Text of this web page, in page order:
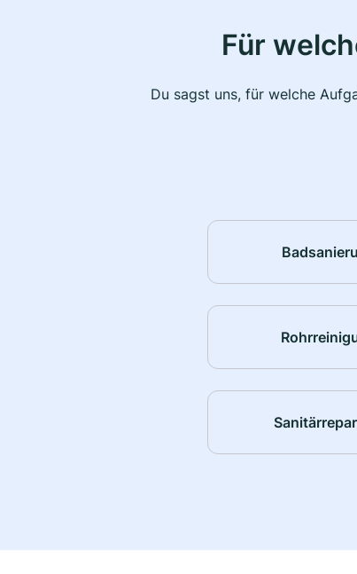
Für
Du sagst uns, für welche